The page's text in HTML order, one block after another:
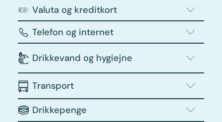
Valuta og kreditkort
Telefon og internet
Drikkevand og hygiejne
Transport
Drikkepenge